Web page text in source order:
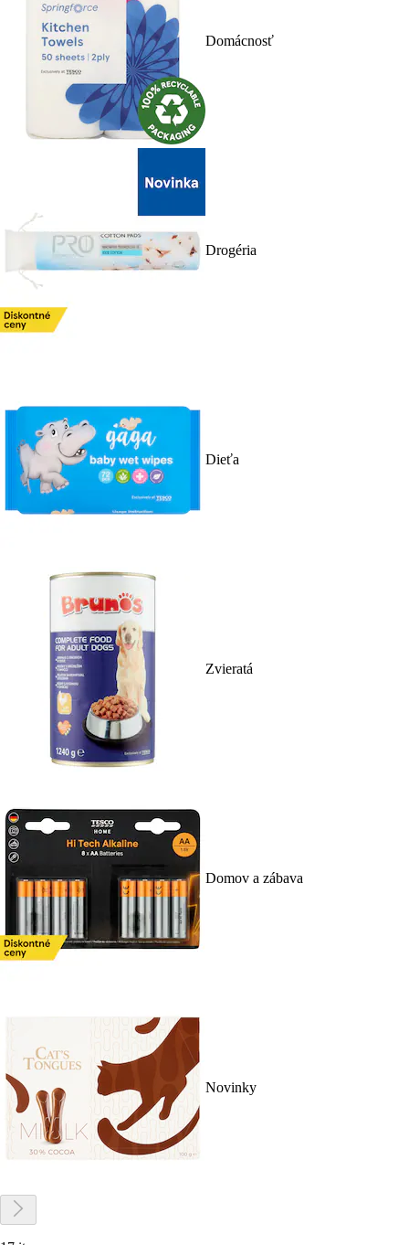
Domácnosť
Drogéria
Dieťa
Zvieratá
Domov a zábava
Novinky